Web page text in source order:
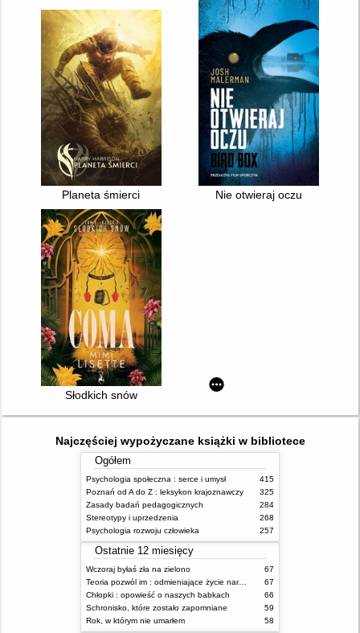
Planeta śmierci Nie otwieraj oczu
Słodkich snów
Najczęściej wypożyczane książki w bibliotece
Ogółem
Psychologia społeczna : serce i umysł
415
Poznań od A do Z : leksykon krajoznawczy
325
Zasady badań pedagogicznych
284
Stereotypy i uprzedzenia
268
Psychologia rozwoju człowieka
257
Ostatnie 12 miesięcy
Wczoraj byłaś zła na zielono
67
Teoria pozwól im : odmieniające życie narzędzie, o którym mówią miliony ludzi
67
Chłopki : opowieść o naszych babkach
66
Schronisko, które zostało zapomniane
59
Rok, w którym nie umarłem
58